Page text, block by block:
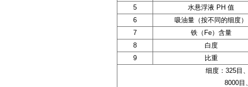
5
水悬浮液 PH 值
6
吸油量（按不同的细度）
7
铁（Fe）含量
8
白度
9
比重
细度：325目
8000目